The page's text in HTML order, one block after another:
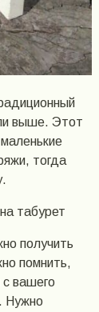
выше. Этот
тогда
получить
помнить,
с вашего
Нужно